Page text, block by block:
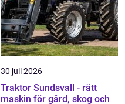
30 juli 2026
Traktor Sundsvall - rätt
maskin för gård, skog och